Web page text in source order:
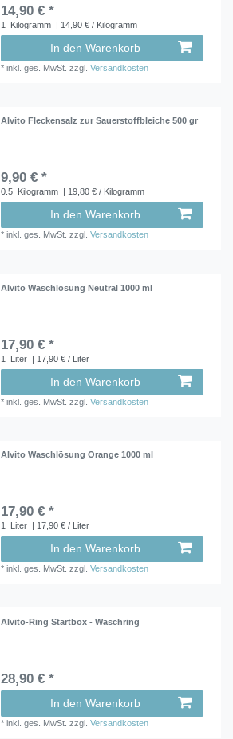
14,90 € *
1 Kilogramm | 14,90 € / Kilogramm
In den Warenkorb
*inkl. ges. MwSt. zzgl.Versandkosten
Alvito Fleckensalz zur Sauerstoffbleiche 500 gr
9,90 € *
0.5 Kilogramm | 19,80 € / Kilogramm
In den Warenkorb
*inkl. ges. MwSt. zzgl.Versandkosten
Alvito Waschlösung Neutral 1000 ml
17,90 € *
1 Liter | 17,90 € / Liter
In den Warenkorb
*inkl. ges. MwSt. zzgl.Versandkosten
Alvito Waschlösung Orange 1000 ml
17,90 € *
1 Liter | 17,90 € / Liter
In den Warenkorb
*inkl. ges. MwSt. zzgl.Versandkosten
Alvito-Ring Startbox - Waschring
28,90 € *
In den Warenkorb
*inkl. ges. MwSt. zzgl.Versandkosten